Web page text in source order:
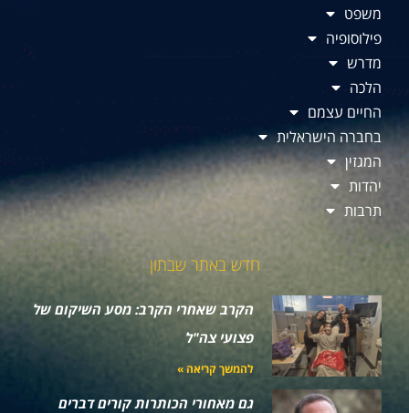
משפט
פילוסופיה
מדרש
הלכה
החיים עצמם
בחברה הישראלית
המגזין
יהדות
תרבות
חדש באתר שבתון
הקרב שאחרי הקרב: מסע השיקום של
פצועי צה"ל
להמשך קריאה »
גם מאחורי הכותרות קורים דברים